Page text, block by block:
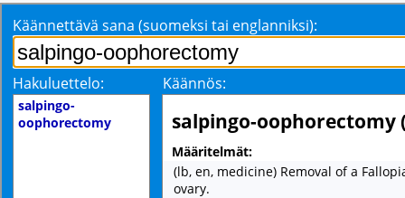
Käännettävä sana (suomeksi tai englanniksi):
Hakuluettelo: Käännös:
salpingo-
oophorectomy
salpingo-oophorectomy
Määritelmät:
(lb, en, medicine) Removal of a
ovary.